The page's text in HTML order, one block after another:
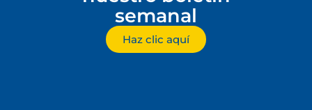
semanal
Haz clic aquí